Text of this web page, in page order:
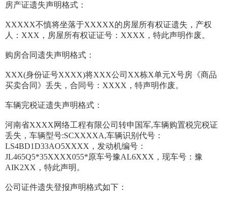
房产证遗失声明格式：
XXXXX不慎将坐落于XXXXX的房屋所有权证遗失，产权
人：XXX，房屋所有权证证号：XXXX，特此声明作废。
购房合同遗失声明格式：
XXX(身份证号XXXX)将XXX公司XX栋X单元X号房《商品
买卖合同》丢失，合同号：XXXX，特声明作废。
车辆完税证遗失声明格式：
河南省XXXX网络工程有限公司转申国军,车辆购置税完税证
丢失，车辆型号:SCXXXXA,车辆识别代号：
LS4BD1D33AO5XXXX，发动机编号：
JL465Q5*35XXXX055*原车号豫AL6XXX，现车号：豫
AIK2XX，特此声明。
公司证件遗失登报声明格式如下：